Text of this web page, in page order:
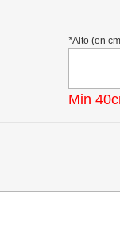
*Alto (en
Min